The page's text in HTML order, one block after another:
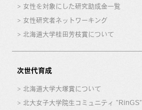
女性を対象にした研究助成金一覧
女性研究者ネットワーキング
北海道大学桂田芳枝賞について
次世代育成
北海道大学大塚賞について
北大女子大学院生コミュニティ “RinGS”